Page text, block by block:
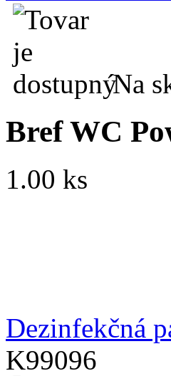
Na
Bref WC
1.00 ks
Dezinfekčná
K99096